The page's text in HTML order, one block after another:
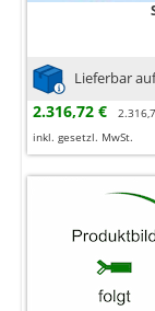
Lieferbar
2.316,72 €
inkl. gesetzl. MwSt.